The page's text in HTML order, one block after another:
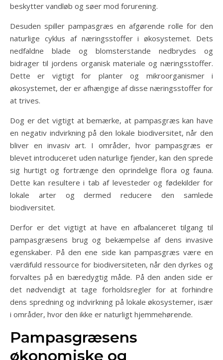
beskytter vandløb og søer mod forurening.
Desuden spiller pampasgræs en afgørende rolle for den
naturlige cyklus af næringsstoffer i økosystemet. Dets
nedfaldne blade og blomsterstande nedbrydes og
bidrager til jordens organisk materiale og næringsstoffer.
Dette er vigtigt for planter og mikroorganismer i
økosystemet, der er afhængige af disse næringsstoffer for
at trives.
Dog er det vigtigt at bemærke, at pampasgræs kan have
en negativ indvirkning på den lokale biodiversitet, når den
bliver en invasiv art. I områder, hvor pampasgræs er
blevet introduceret uden naturlige fjender, kan den sprede
sig hurtigt og fortrænge den oprindelige flora og fauna.
Dette kan resultere i tab af levesteder og fødekilder for
lokale arter og dermed reducere den samlede
biodiversitet.
Derfor er det vigtigt at have en afbalanceret tilgang til
pampasgræsens brug og bekæmpelse af dens invasive
egenskaber. På den ene side kan pampasgræs være en
værdifuld ressource for biodiversiteten, når den dyrkes og
forvaltes på en bæredygtig måde. På den anden side er
det nødvendigt at tage forholdsregler for at forhindre
dens spredning og indvirkning på lokale økosystemer, især
i områder, hvor den ikke er naturligt hjemmehørende.
Pampasgræsens
økonomiske og